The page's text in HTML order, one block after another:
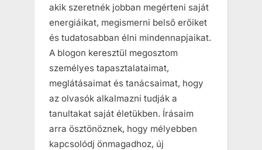
akik szeretnék jobban megérteni saját
energiáikat, megismerni belső erőiket
és tudatosabban élni mindennapjaikat.
A blogon keresztül megosztom
személyes tapasztalataimat,
meglátásaimat és tanácsaimat, hogy
az olvasók alkalmazni tudják a
tanultakat saját életükben. Írásaim
arra ösztönöznek, hogy mélyebben
kapcsolódj önmagadhoz, új